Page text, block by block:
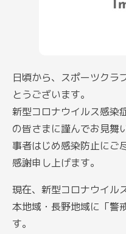
日頃から、スポーツクラ
とうございます。
新型コロナウイルス感染
の皆さまに謹んでお見舞
事者はじめ感染防止にご
感謝申し上げます。
現在、新型コロナウイル
本地域・長野地域に「警
す。